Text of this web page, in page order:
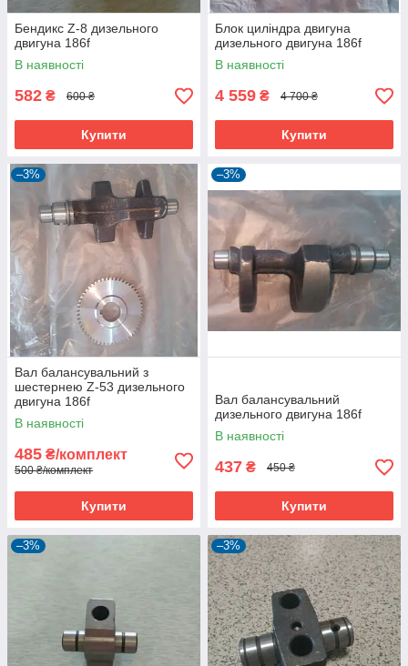
Бендикс Z-8 дизельного
двигуна 186f
В наявності
582 ₴ 600 ₴
Купити
Блок циліндра двигуна
дизельного двигуна 186f
В наявності
4 559 ₴ 4 700 ₴
Купити
–3%
Вал балансувальний з
шестернею Z-53 дизельного
двигуна 186f
В наявності
485 ₴/комплект
500 ₴/комплект
Купити
–3%
Вал балансувальний
дизельного двигуна 186f
В наявності
437 ₴ 450 ₴
Купити
–3% –3%